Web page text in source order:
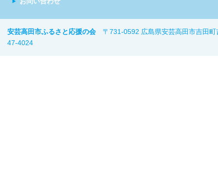
安芸高田市ふるさと応援の会 〒731-0592 広島県安芸高田市吉田
47-4024